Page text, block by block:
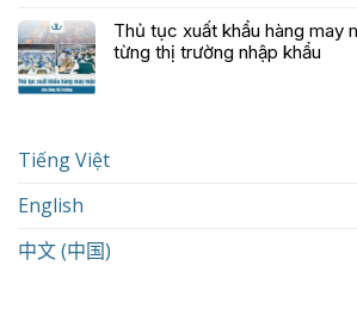
Thủ tục xuất khẩu hàng may
từng thị trường nhập khẩu
Tiếng Việt
English
中文 (中国)